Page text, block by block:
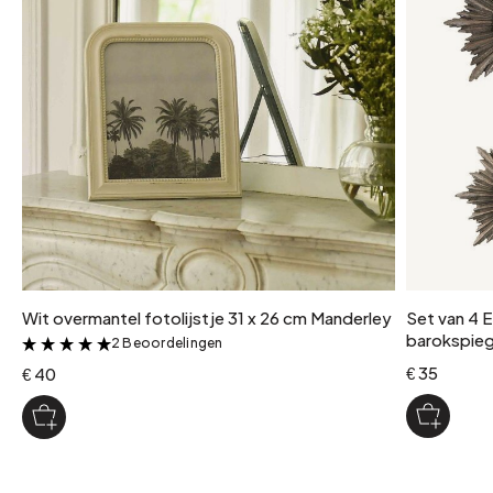
ophangsysteem
2 inkepingen voor verticaal en horizontaal ophangen
Wit overmantel fotolijstje 31 x 26 cm Manderley
&
2 Beoordelingen
€ 40
Set van 4
€ 35